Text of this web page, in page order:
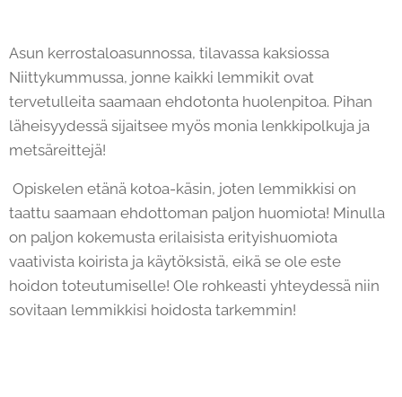
Asun kerrostaloasunnossa, tilavassa kaksiossa
Niittykummussa, jonne kaikki lemmikit ovat
tervetulleita saamaan ehdotonta huolenpitoa. Pihan
läheisyydessä sijaitsee myös monia lenkkipolkuja ja
metsäreittejä!
Opiskelen etänä kotoa-käsin, joten lemmikkisi on
taattu saamaan ehdottoman paljon huomiota! Minulla
on paljon kokemusta erilaisista erityishuomiota
vaativista koirista ja käytöksistä, eikä se ole este
hoidon toteutumiselle! Ole rohkeasti yhteydessä niin
sovitaan lemmikkisi hoidosta tarkemmin!